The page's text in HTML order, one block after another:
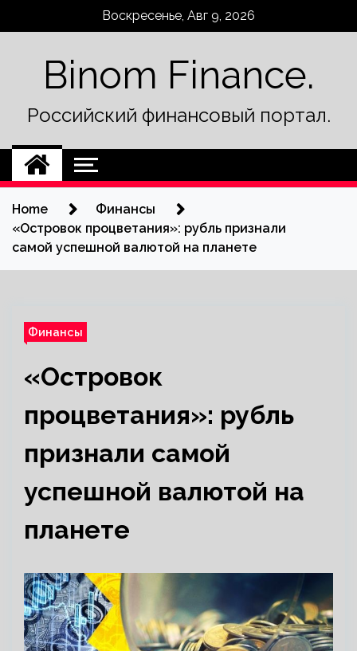
Воскресенье, Авг 9, 2026
Binom Finance.
Российский финансовый портал.
Home
Финансы
«Островок процветания»: рубль признали
самой успешной валютой на планете
Финансы
«Островок
процветания»: рубль
признали самой
успешной валютой на
планете